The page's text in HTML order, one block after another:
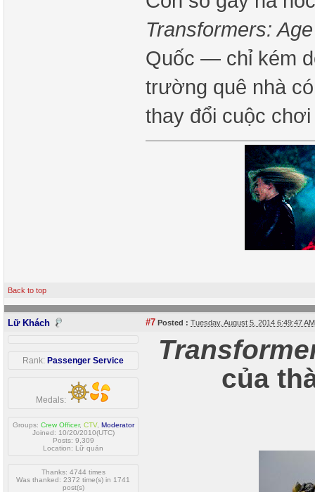
Transformers:
Quốc — chỉ kém
trường quê nhà
thay đổi cuộc
Back to top
Lữ Khách #7 Posted : Tuesday, August 5, 2014 6:49:47
Rank: Passenger Service
Medals:
Groups: Crew Officer, CTV, Moderator
Joined: 10/20/2010(UTC)
Posts: 9,309
Location: Lữ quán
Thanks: 4744 times
Was thanked: 2372 time(s) in 1741
post(s)
của